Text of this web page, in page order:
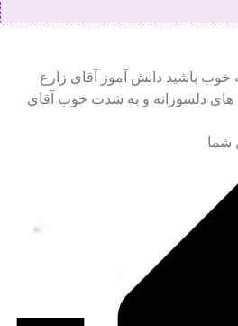
خوب باشید دانش آموز آقای زارع
دلسوزانه و به شدت خوب آقای